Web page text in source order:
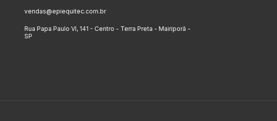
vendas@epiequitec.com.br
Rua Papa Paulo VI, 141 - Centro - Terra Preta - Mairiporã -
SP